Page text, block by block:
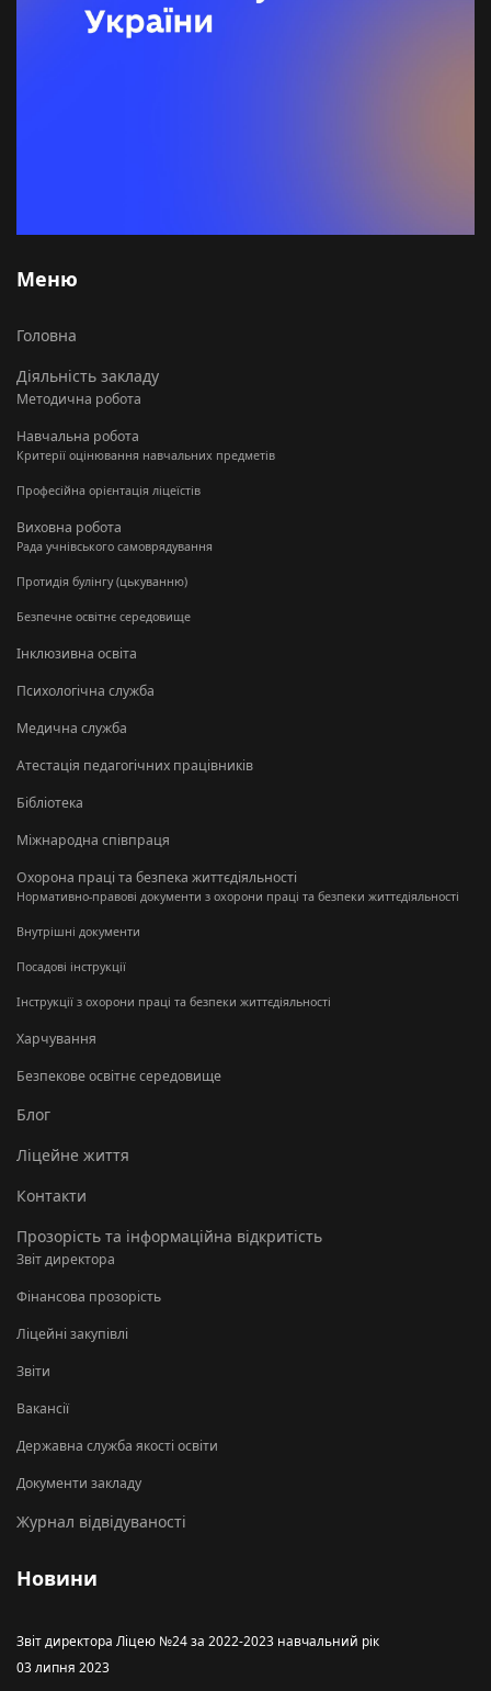
Меню
Головна
Діяльність закладу
Методична робота
Навчальна робота
Критерії оцінювання навчальних предметів
Професійна орієнтація ліцеїстів
Виховна робота
Рада учнівського самоврядування
Протидія булінгу (цькуванню)
Безпечне освітнє середовище
Інклюзивна освіта
Психологічна служба
Медична служба
Атестація педагогічних працівників
Бібліотека
Міжнародна співпраця
Охорона праці та безпека життєдіяльності
Нормативно-правові документи з охорони праці та безпеки життєдіяльності
Внутрішні документи
Посадові інструкції
Інструкції з охорони праці та безпеки життєдіяльності
Харчування
Безпекове освітнє середовище
Блог
Ліцейне життя
Контакти
Прозорість та інформаційна відкритість
Звіт директора
Фінансова прозорість
Ліцейні закупівлі
Звіти
Вакансії
Державна служба якості освіти
Документи закладу
Журнал відвідуваності
Новини
Звіт директора Ліцею №24 за 2022-2023 навчальний рік
03 липня 2023